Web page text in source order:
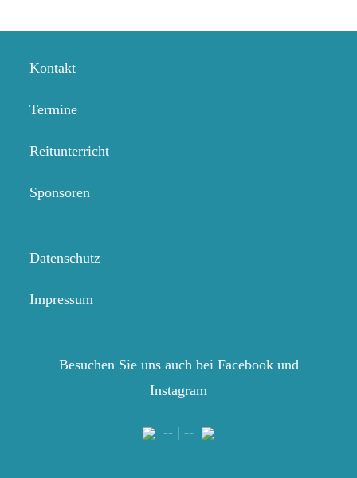
Kontakt
Termine
Reitunterricht
Sponsoren
Datenschutz
Impressum
Besuchen Sie uns auch bei Facebook und
Instagram
-- | --